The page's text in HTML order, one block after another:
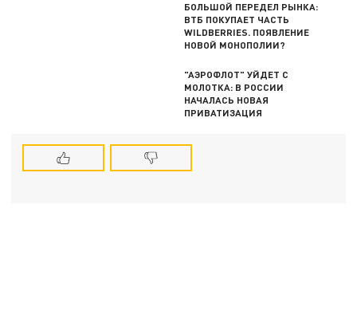
БОЛЬШОЙ ПЕРЕДЕЛ РЫНКА:
ВТБ ПОКУПАЕТ ЧАСТЬ
WILDBERRIES. ПОЯВЛЕНИЕ
НОВОЙ МОНОПОЛИИ?
"АЭРОФЛОТ" УЙДЕТ С
МОЛОТКА: В РОССИИ
НАЧАЛАСЬ НОВАЯ
ПРИВАТИЗАЦИЯ